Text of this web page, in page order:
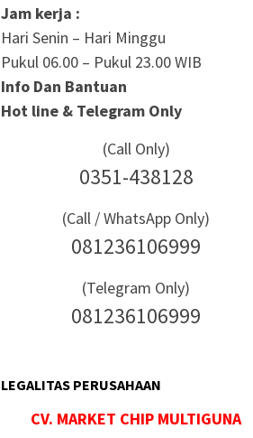
Jam kerja :
Hari Senin – Hari Minggu
Pukul 06.00 – Pukul 23.00 WIB
Info Dan Bantuan
Hot line & Telegram Only
(Call Only)
0351-438128
(Call / WhatsApp Only)
081236106999
(Telegram Only)
081236106999
LEGALITAS PERUSAHAAN
CV. MARKET CHIP MULTIGUNA